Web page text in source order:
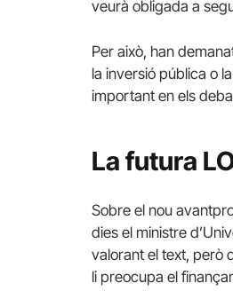
veurà obligada a
Per això, han
la inversió pública o
important en els
La futura
Sobre el nou
dies el ministre
valorant el text, però
li preocupa el